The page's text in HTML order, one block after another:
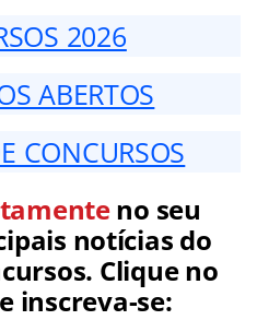
2026
ABERTOS
CONCURSOS
no seu
notícias do
Clique no
inscreva-se: